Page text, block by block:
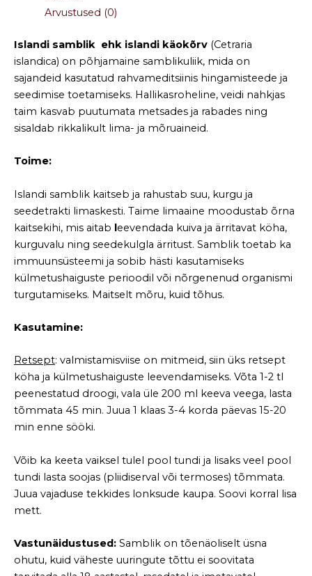
Arvustused (0)
Islandi samblik ehk islandi käokõrv (Cetraria
islandica) on põhjamaine samblikuliik, mida on
sajandeid kasutatud rahvameditsiinis hingamisteede ja
seedimise toetamiseks. Hallikasroheline, veidi nahkjas
taim kasvab puutumata metsades ja rabades ning
sisaldab rikkalikult lima- ja mõruaineid.
Toime:
Islandi samblik kaitseb ja rahustab suu, kurgu ja
seedetrakti limaskesti. Taime limaaine moodustab õrna
kaitsekihi, mis aitab leevendada kuiva ja ärritavat köha,
kurguvalu ning seedekulgla ärritust. Samblik toetab ka
immuunsüsteemi ja sobib hästi kasutamiseks
külmetushaiguste perioodil või nõrgenenud organismi
turgutamiseks. Maitselt mõru, kuid tõhus.
Kasutamine:
Retsept: valmistamisviise on mitmeid, siin üks retsept
köha ja külmetushaiguste leevendamiseks. Võta 1-2 tl
peenestatud droogi, vala üle 200 ml keeva veega, lasta
tõmmata 45 min. Juua 1 klaas 3-4 korda päevas 15-20
min enne sööki.
Võib ka keeta vaiksel tulel pool tundi ja lisaks veel pool
tundi lasta soojas (pliidiserval või termoses) tõmmata.
Juua vajaduse tekkides lonksude kaupa. Soovi korral lisa
mett.
Vastunäidustused: Samblik on tõenäoliselt üsna
ohutu, kuid väheste uuringute tõttu ei soovitata